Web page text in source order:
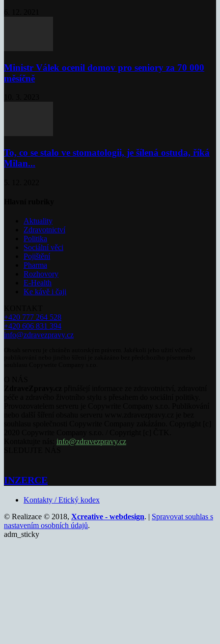
Ministr Válek ocenil domov pro seniory za 70 000
měsíčně
To, co se stalo ve stomatologii, je šílená ostuda, říká
Milan...
Aktuality
Zdravotnictví
Politika
Sociální věci
Pojištění
Pharma
Rozhovory
E-Health
Ke kávě i čaji
+420 777 264 528
+420 606 831 394
info@zdravezpravy.cz
info@zdravezpravy.cz
INZERCE
Kontakty / Etický kodex
© Realizace © 2018, Xcreative - webdesign. | Spravovat souhlas s
nastavením osobních údajů.
adm_sticky